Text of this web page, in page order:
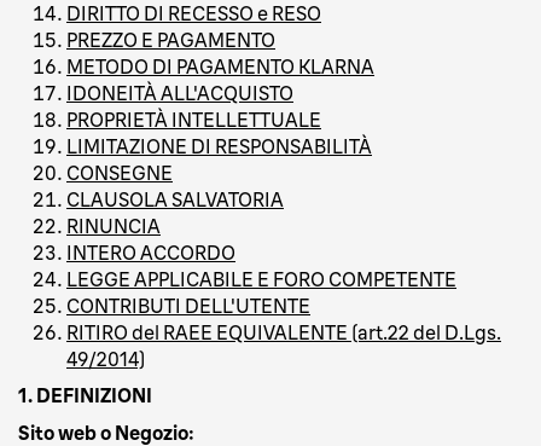
DIRITTO DI RECESSO e RESO
PREZZO E PAGAMENTO
METODO DI PAGAMENTO KLARNA
IDONEITÀ ALL'ACQUISTO
PROPRIETÀ INTELLETTUALE
LIMITAZIONE DI RESPONSABILITÀ
CONSEGNE
CLAUSOLA SALVATORIA
RINUNCIA
INTERO ACCORDO
LEGGE APPLICABILE E FORO COMPETENTE
CONTRIBUTI DELL'UTENTE
RITIRO del RAEE EQUIVALENTE (art.22 del D.Lgs.
49/2014)
1. DEFINIZIONI
Sito web o Negozio: